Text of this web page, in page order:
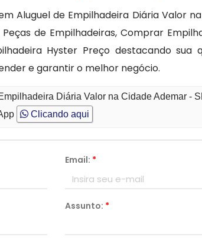
Aluguel de Empilhadeira Diária Valor
de Empilhadeiras, Comprar
Hyster Preço destacando
e garantir o melhor negócio.
Diária Valor na Cidade Ademar -
Clicando aqui
Email: *
Assunto: *